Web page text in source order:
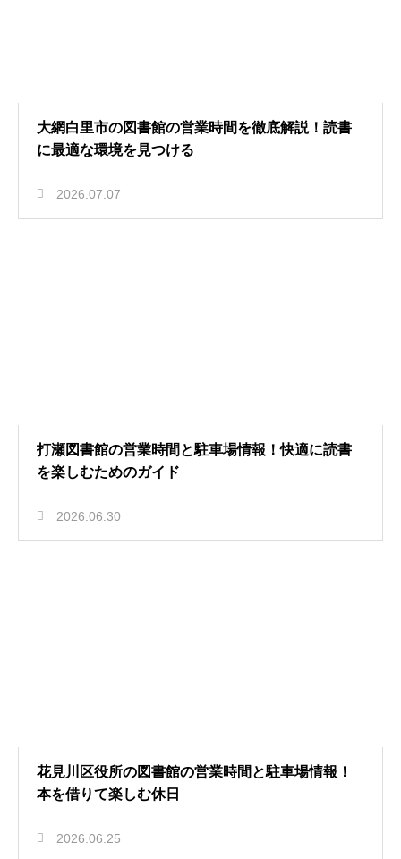
大網白里市の図書館の営業時間を徹底解説！読書
に最適な環境を見つける
2026.07.07
打瀬図書館の営業時間と駐車場情報！快適に読書
を楽しむためのガイド
2026.06.30
花見川区役所の図書館の営業時間と駐車場情報！
本を借りて楽しむ休日
2026.06.25